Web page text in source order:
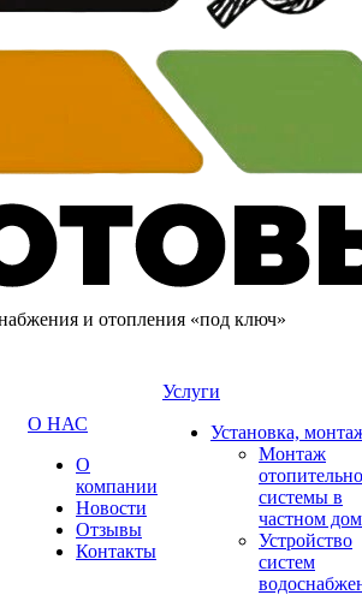
и отопления «под ключ»
О НАС
О
компании
Новости
Отзывы
Контакты
Услуги
Установка,
Монтаж
системы в
частном
Устройство
систем